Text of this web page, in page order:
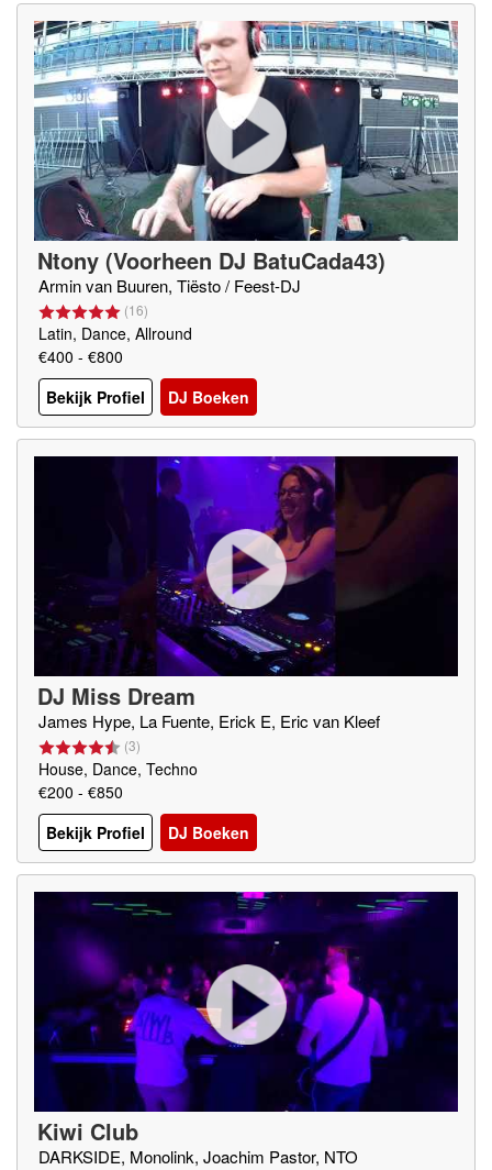
Ntony (Voorheen DJ BatuCada43)
Armin van Buuren, Tiësto / Feest-DJ
(16)
Latin, Dance, Allround
€400 - €800
Bekijk Profiel
DJ Boeken
DJ Miss Dream
James Hype, La Fuente, Erick E, Eric van Kleef
(3)
House, Dance, Techno
€200 - €850
Bekijk Profiel
DJ Boeken
Kiwi Club
DARKSIDE, Monolink, Joachim Pastor, NTO